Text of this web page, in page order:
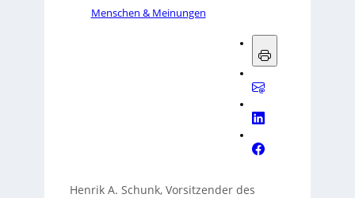
Menschen & Meinungen
Henrik A. Schunk, Vorsitzender des